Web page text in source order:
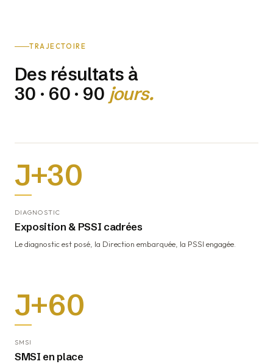
TRAJECTOIRE
Des résultats à
30 · 60 · 90 jours.
J+30
DIAGNOSTIC
Exposition & PSSI cadrées
Le diagnostic est posé, la Direction embarquée, la PSSI engagée.
J+60
SMSI
SMSI en place